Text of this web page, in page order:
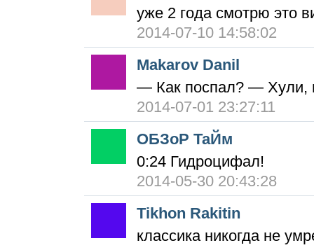
уже 2 года смотрю это
2014-07-10 14:58:02
Makarov Danil
— Как поспал? — Хули,
2014-07-01 23:27:11
ОБЗоР ТаЙм
0:24 Гидроцифал!
2014-05-30 20:43:28
Tikhon Rakitin
классика никогда не